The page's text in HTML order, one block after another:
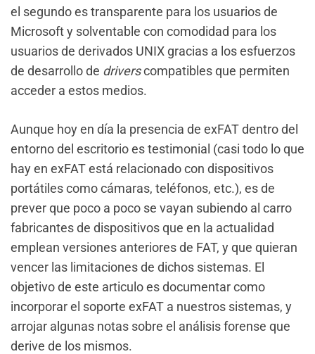
el segundo es transparente para los usuarios de
Microsoft y solventable con comodidad para los
usuarios de derivados UNIX gracias a los esfuerzos
de desarrollo de driverscompatibles que permiten
acceder a estos medios.
Aunque hoy en dí­a la presencia de exFAT dentro del
entorno del escritorio es testimonial (casi todo lo que
hay en exFAT está relacionado con dispositivos
portátiles como cámaras, teléfonos, etc.), es de
prever que poco a poco se vayan subiendo al carro
fabricantes de dispositivos que en la actualidad
emplean versiones anteriores de FAT, y que quieran
vencer las limitaciones de dichos sistemas. El
objetivo de este articulo es documentar como
incorporar el soporte exFAT a nuestros sistemas, y
arrojar algunas notas sobre el análisis forense que
derive de los mismos.